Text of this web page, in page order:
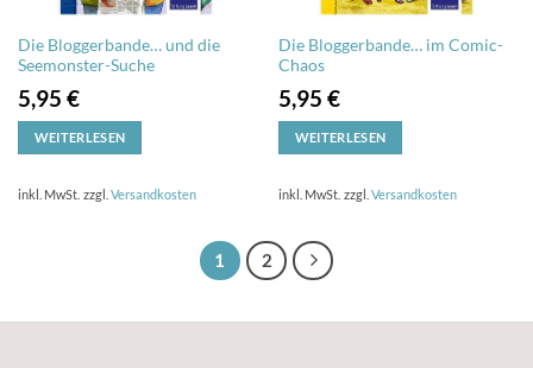
Die Bloggerbande… und die
Seemonster-Suche
5,95 €
WEITERLESEN
inkl. MwSt. zzgl. Versandkosten
Die Bloggerbande… im Comic-
Chaos
5,95 €
WEITERLESEN
inkl. MwSt. zzgl. Versandkosten
1 2